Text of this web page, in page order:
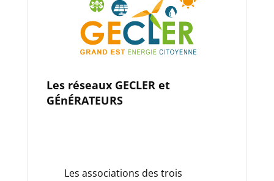
Les réseaux GECLER et
GÉnÉRATEURS
Les associations des trois